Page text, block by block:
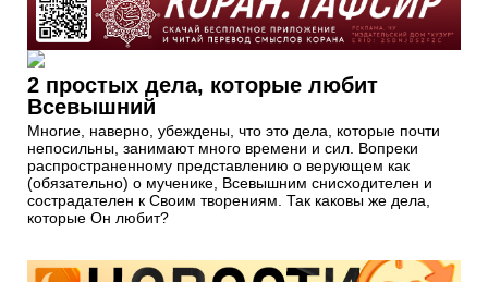
2 простых дела, которые любит
Всевышний
Многие, наверно, убеждены, что это дела, которые почти
непосильны, занимают много времени и сил. Вопреки
распространенному представлению о верующем как
(обязательно) о мученике, Всевышним снисходителен и
сострадателен к Своим творениям. Так каковы же дела,
которые Он любит?